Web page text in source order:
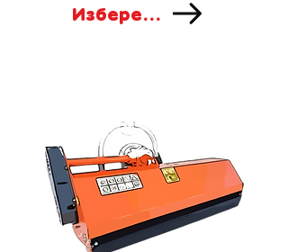
Изберете